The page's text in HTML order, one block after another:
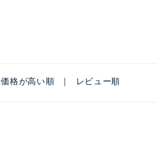
価格が高い順 レビュー順